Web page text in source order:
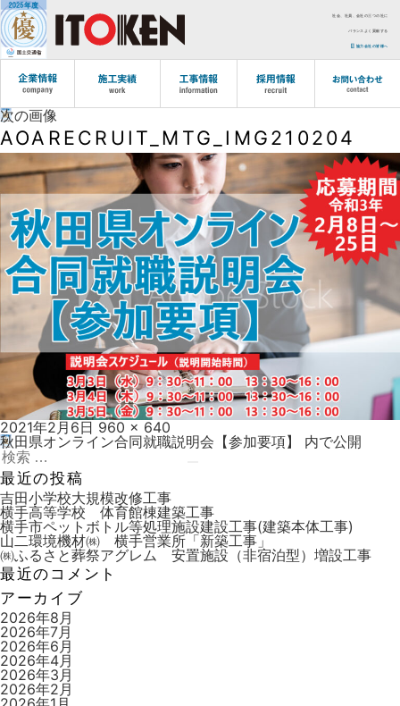
社会、社員、会社の三つの社に
バランスよく貢献する
協力会社の皆様へ
次の画像
AOARECRUIT_MTG_IMG210204
投
稿
日:
2021年2月6日 フ
ル
960 × 640
投
稿
ナ
ビ
ゲ
ー
シ
ョ
ン
秋田県オンライン合同就職説明会【参加要項】 内で公開
検
索:
最近の投稿
吉田小学校大規模改修工事
横手高等学校 体育館棟建築工事
横手市ペットボトル等処理施設建設工事(建築本体工事)
山二環境機材㈱ 横手営業所「新築工事」
㈱ふるさと葬祭アグレム 安置施設（非宿泊型）増設工事
最近のコメント
アーカイブ
2026年8月
2026年7月
2026年6月
2026年4月
2026年3月
2026年2月